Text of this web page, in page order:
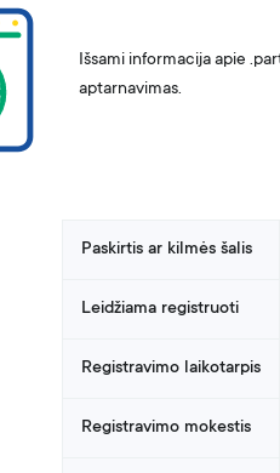
Išsami informacija apie
aptarnavimas.
Paskirtis ar kilmės šalis
Leidžiama registruoti
Registravimo laikotarpis
Registravimo mokestis